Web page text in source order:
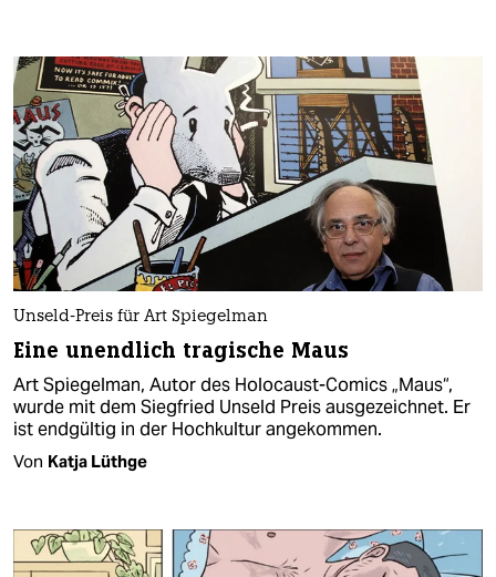
Unseld-Preis für Art Spiegelman
Eine unendlich tragische Maus
Art Spiegelman, Autor des Holocaust-Comics „Maus“,
wurde mit dem Siegfried Unseld Preis ausgezeichnet. Er
ist endgültig in der Hochkultur angekommen.
Von Katja Lüthge